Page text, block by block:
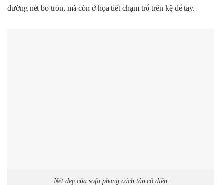
đường nét bo tròn, mà còn ở họa tiết chạm trổ trên kệ để tay.
Nét đẹp của sofa phong cách tân cổ điển